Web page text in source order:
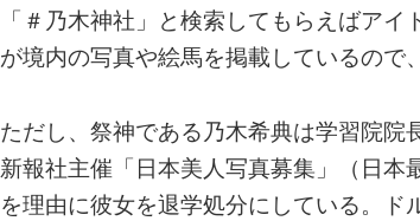
「＃乃木神社」と検索してもらえばアイ
が境内の写真や絵馬を掲載しているので
ただし、祭神である乃木希典は学習院院
新報社主催「日本美人写真募集」（日本
を理由に彼女を退学処分にしている。ド